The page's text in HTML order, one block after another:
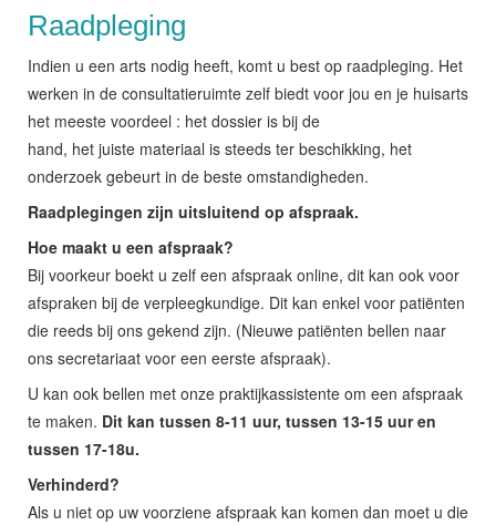
Raadpleging
Indien u een arts nodig heeft, komt u best op raadpleging. Het
werken in de consultatieruimte zelf biedt voor jou en je huisarts
het meeste voordeel : het dossier is bij de
hand, het juiste materiaal is steeds ter beschikking, het
onderzoek gebeurt in de beste omstandigheden.
Raadplegingen zijn uitsluitend op afspraak.
Hoe maakt u een afspraak?
Bij voorkeur boekt u zelf een afspraak online, dit kan ook voor
afspraken bij de verpleegkundige. Dit kan enkel voor patiënten
die reeds bij ons gekend zijn. (Nieuwe patiënten bellen naar
ons secretariaat voor een eerste afspraak).
U kan ook bellen met onze praktijkassistente om een afspraak
te maken. Dit kan tussen 8-11 uur, tussen 13-15 uur en
tussen 17-18u.
Verhinderd?
Als u niet op uw voorziene afspraak kan komen dan moet u die